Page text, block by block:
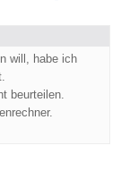
will, habe ich
beurteilen.